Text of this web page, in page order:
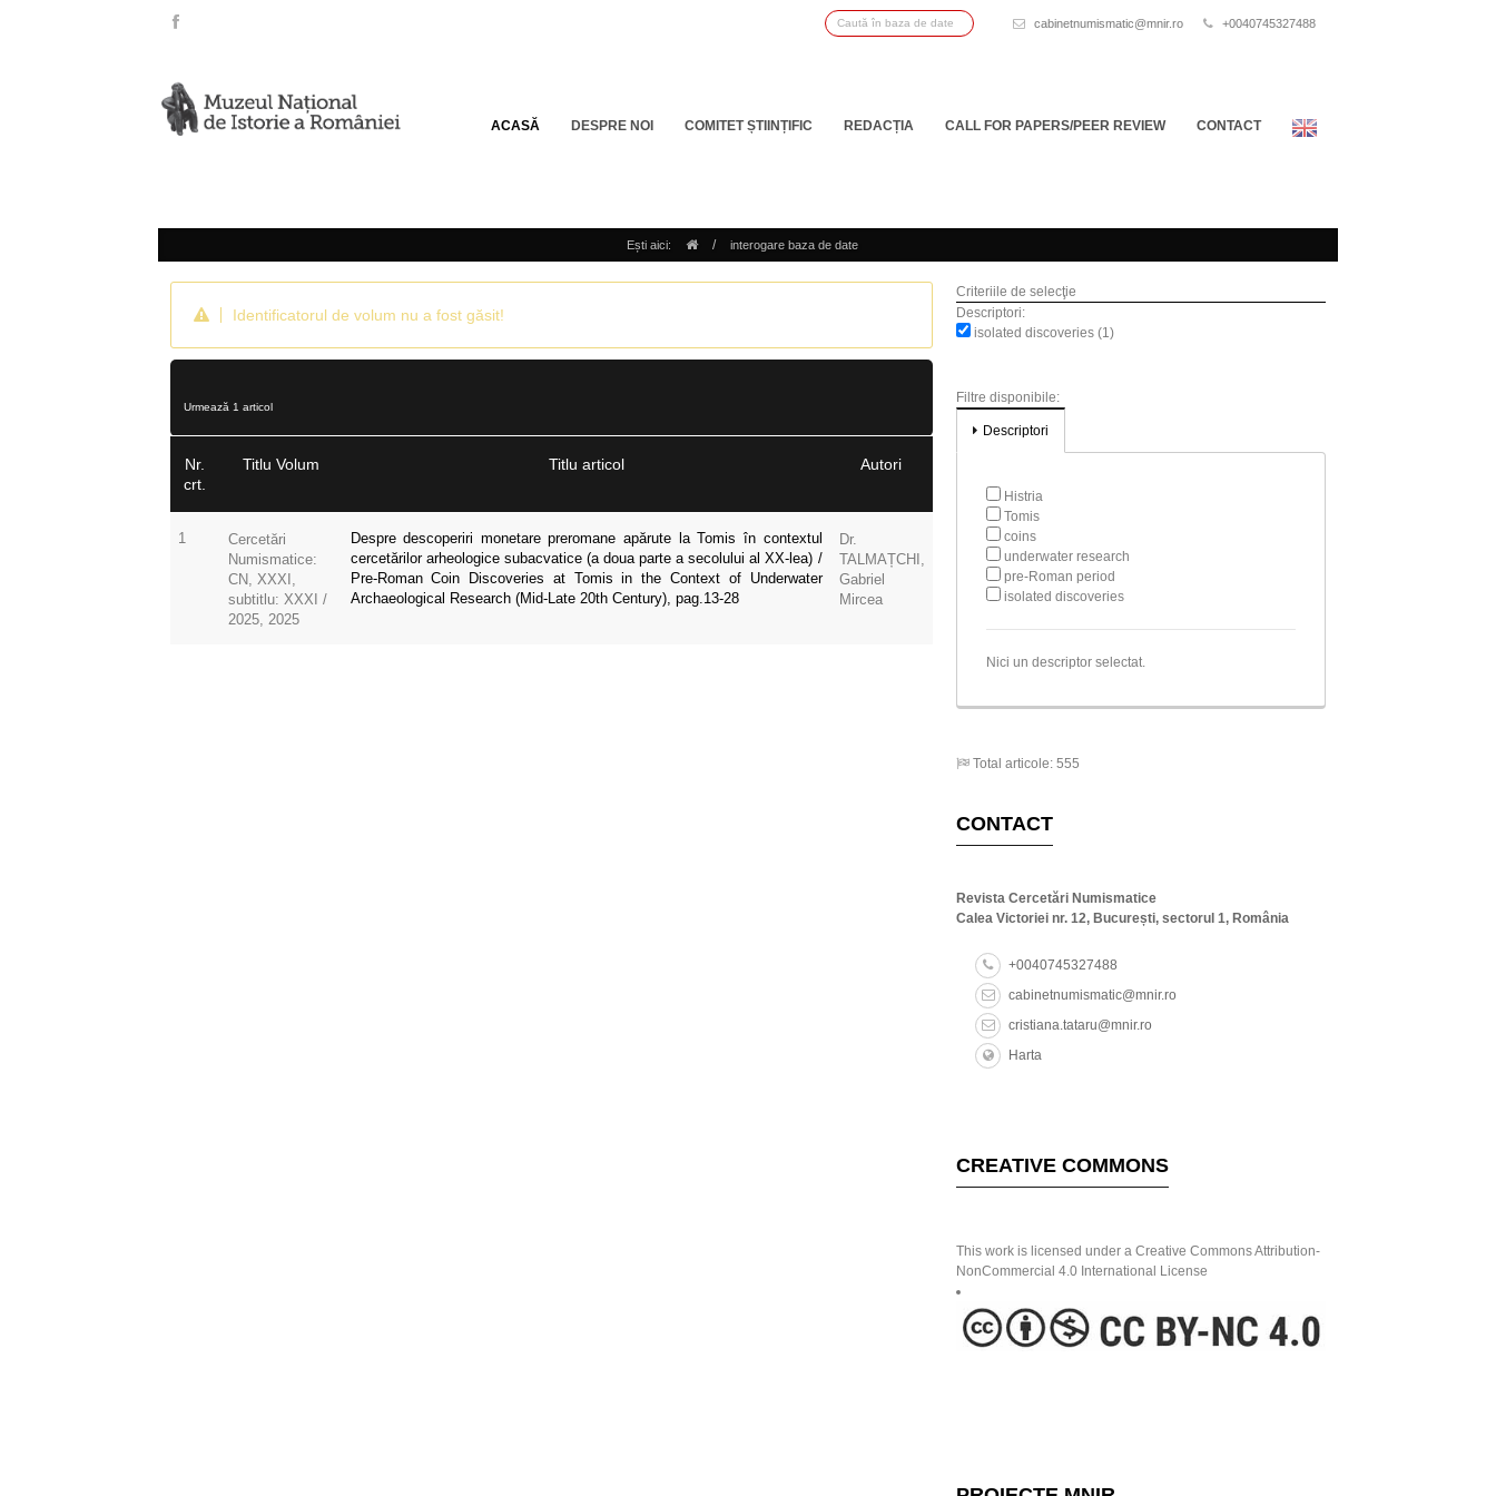
cabinetnumismatic@mnir.ro +0040745327488
ACASĂ DESPRE NOI COMITET ȘTIINȚIFIC REDACȚIA CALL FOR PAPERS/PEER REVIEW CONTACT
Ești aici: / interogare baza de date
Identificatorul de volum nu a fost găsit!
Urmează 1 articol
Nr.
crt.
Titlu Volum Titlu articol Autori
1
Cercetări
Numismatice:
CN, XXXI,
subtitlu: XXXI /
2025, 2025
Despre descoperiri monetare preromane apărute la Tomis în contextul
cercetărilor arheologice subacvatice (a doua parte a secolului al XX-lea) /
Pre-Roman Coin Discoveries at Tomis in the Context of Underwater
Archaeological Research (Mid-Late 20th Century), pag.13-28
Dr.
TALMAȚCHI,
Gabriel
Mircea
Criteriile de selecţie
Descriptori:
isolated discoveries (1)
Filtre disponibile:
Descriptori
Histria
Tomis
coins
underwater research
pre-Roman period
isolated discoveries
Nici un descriptor selectat.
Total articole: 555
CONTACT
Revista Cercetări Numismatice
Calea Victoriei nr. 12, București, sectorul 1, România
+0040745327488
cabinetnumismatic@mnir.ro
cristiana.tataru@mnir.ro
Harta
CREATIVE COMMONS
This work is licensed under a Creative Commons Attribution-
NonCommercial 4.0 International License